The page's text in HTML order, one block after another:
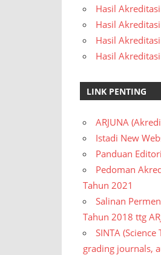
Hasil
Hasil
Hasil
Hasil
LINK PENTING
ARJUNA
Istadi New
Panduan
Pedoman
Tahun 2021
Salinan
Tahun 2018 ttg
SINTA
grading journals,